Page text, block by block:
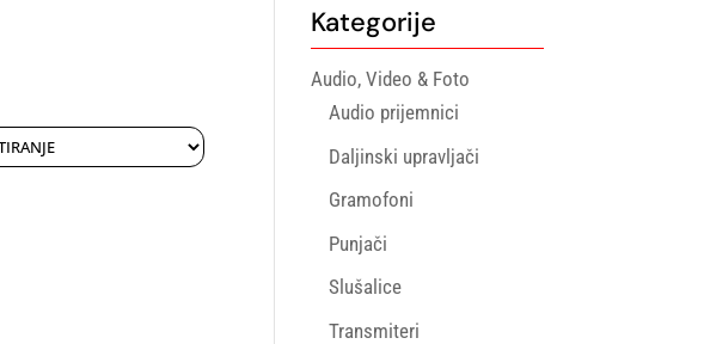
Kategorije
Audio, Video & Foto
Audio prijemnici
Daljinski upravljači
Gramofoni
Punjači
Slušalice
Transmiteri